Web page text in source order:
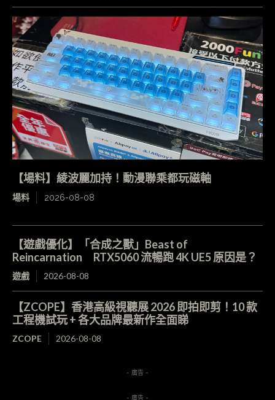
【場料】綾波麗加持！動漫聯乘都玩磁軸
場料 2026-08-08
【遊戲優化】「合成之獸」Beast of
Reincarnation RTX5060 流暢跑 4K UE5 原因是？
遊戲 2026-08-08
【ZCOPE】香港高級視聽展 2026 即拍即剪！10 款
工程機試玩 + 各大品牌最新作全面睇
ZCOPE 2026-08-08
- 廣告 -
- 廣告 -